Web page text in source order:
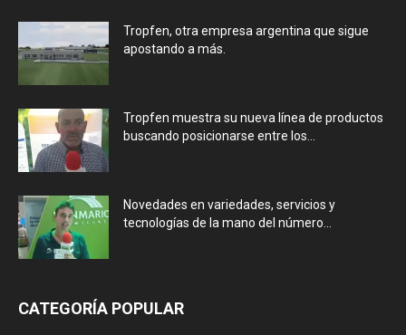
Tropfen, otra empresa argentina que sigue
apostando a más.
Tropfen muestra su nueva línea de productos
buscando posicionarse entre los...
Novedades en variedades, servicios y
tecnologías de la mano del número...
CATEGORÍA POPULAR